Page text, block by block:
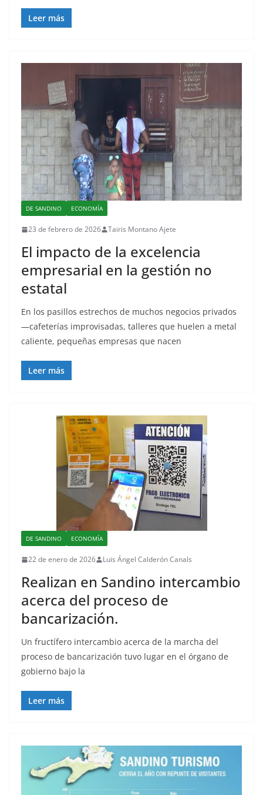
Leer más
DE SANDINO ECONOMÍA
23 de febrero de 2026 Tairis Montano Ajete
El impacto de la excelencia
empresarial en la gestión no
estatal
En los pasillos estrechos de muchos negocios privados
—cafeterías improvisadas, talleres que huelen a metal
caliente, pequeñas empresas que nacen
Leer más
DE SANDINO ECONOMÍA
22 de enero de 2026 Luis Ángel Calderón Canals
Realizan en Sandino intercambio
acerca del proceso de
bancarización.
Un fructífero intercambio acerca de la marcha del
proceso de bancarización tuvo lugar en el órgano de
gobierno bajo la
Leer más